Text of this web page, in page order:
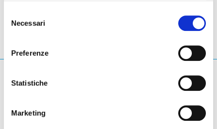
delNecessari
Preferenze
Statistiche
Marketing
Cosa stai cercando?